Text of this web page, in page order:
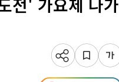
전' 가요제 나가